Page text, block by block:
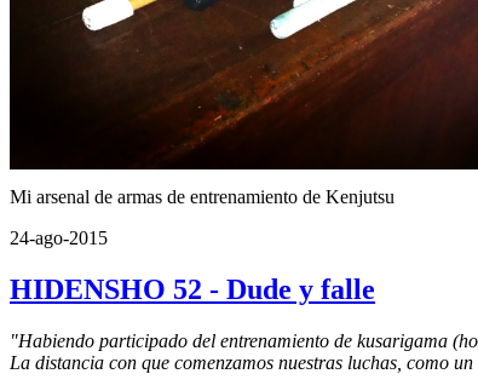
Mi arsenal de armas de entrenamiento de Kenjutsu
24-ago-2015
HIDENSHO 52 - Dude y falle
"Habiendo participado del entrenamiento de kusarigama
La distancia con que comenzamos nuestras luchas, como